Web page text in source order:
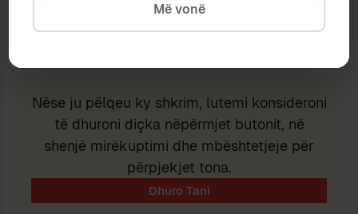
Ndaj
Nëse ju pëlqeu ky shkrim, lutemi konsideroni
të dhuroni diçka nëpërmjet butonit, në
shenjë mirëkuptimi dhe mbështetjeje për
përpjekjet tona.
Më vonë